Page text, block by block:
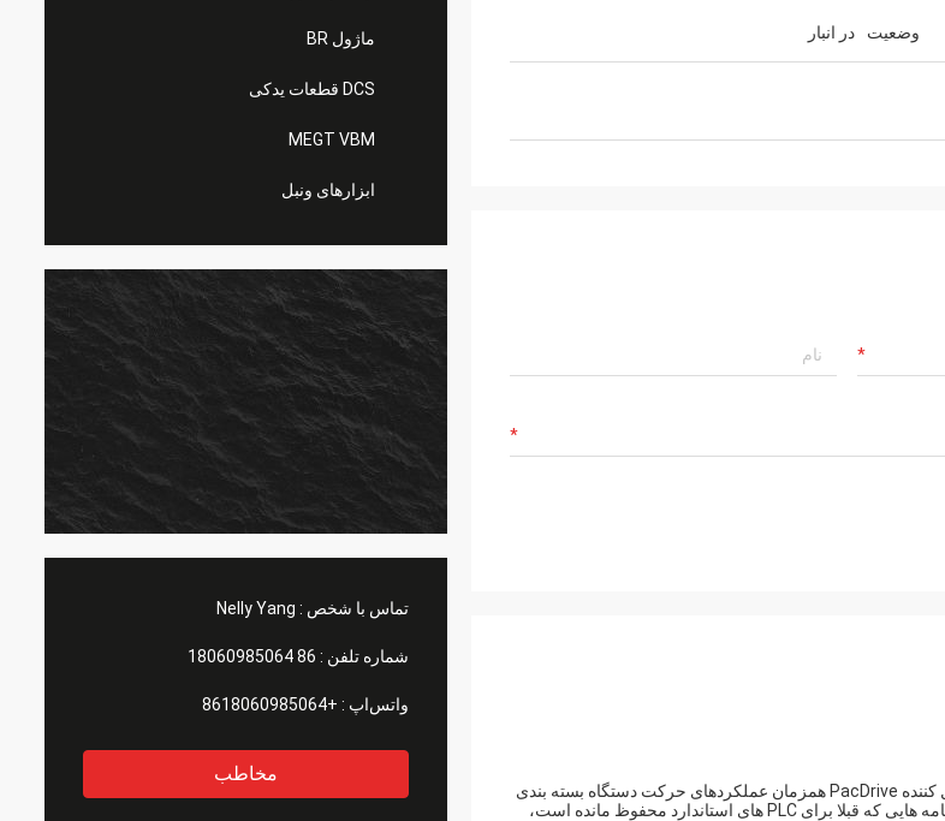
ماژول BR
DCS قطعات یدکی
MEGT VBM
ابزارهای ونبل
تماس با شخص : Nelly Yang
شماره تلفن : 86 18060985064
واتس‌اپ : +8618060985064
مخاطب
وضعیت در انبار
کنترل PacDrive سرچشمه هوشمند سیستم است و مبتنی بر یک PC صنعتی است. کنترل کننده PacDrive همزمان عملکردهای حرکت دستگاه بسته بندی
را هماهنگ و هماهنگ می کند. با استفاده از یک PLC نرم افزاری IEC 1131-3، آن را به برنامه هایی که قبلا برای PLC های استاندارد محفوظ مانده است،